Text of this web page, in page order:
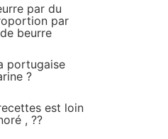
par du
par
beurre
portugaise
?
est loin
, ??